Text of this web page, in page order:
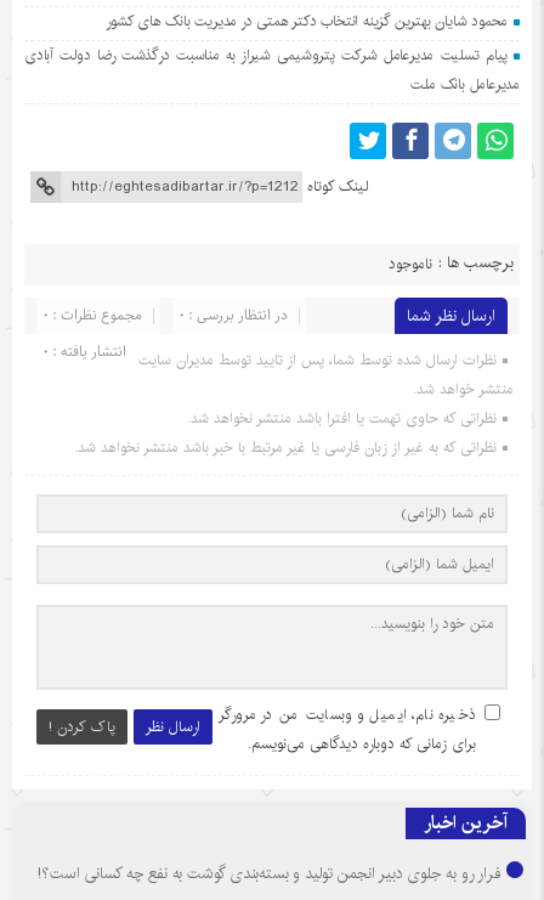
محمود شایان بهترین گزینه انتخاب دکتر همتی در مدیریت بانک های کشور
پیام تسلیت مدیرعامل شرکت پتروشیمی شیراز به مناسبت درگذشت رضا دولت آبادی
مدیرعامل بانک ملت
لینک کوتاه
برچسب ها : ناموجود
ارسال نظر شما مجموع نظرات : 0
در انتظار بررسی : 0
انتشار یافته : 0 نظرات ارسال شده توسط شما، پس از تایید توسط مدیران سایت
منتشر خواهد شد.
نظراتی که حاوی تهمت یا افترا باشد منتشر نخواهد شد.
نظراتی که به غیر از زبان فارسی یا غیر مرتبط با خبر باشد منتشر نخواهد شد.
ارسال نظر پاک کردن !
ذخیره نام، ایمیل و وبسایت من در مرورگر
برای زمانی که دوباره دیدگاهی می‌نویسم.
آخرین اخبار
فرار رو به جلوی دبیر انجمن تولید و بسته‌بندی گوشت به نفع چه کسانی است؟!